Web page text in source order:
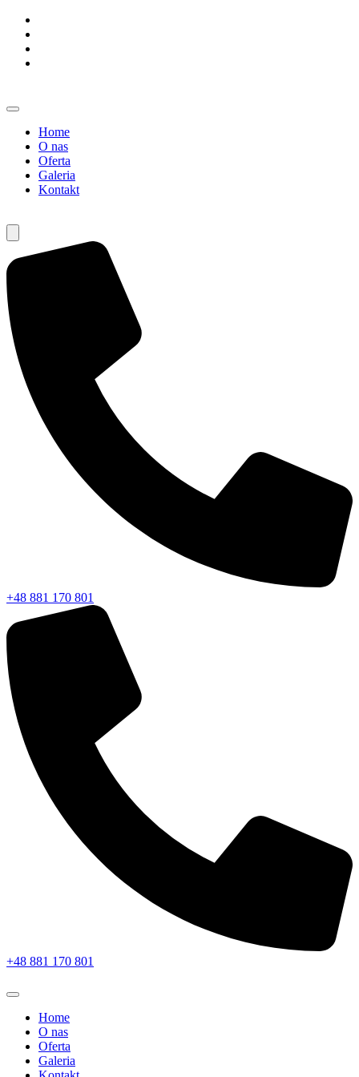
Home
O nas
Oferta
Galeria
Kontakt
+48 881 170 801
+48 881 170 801
Home
O nas
Oferta
Galeria